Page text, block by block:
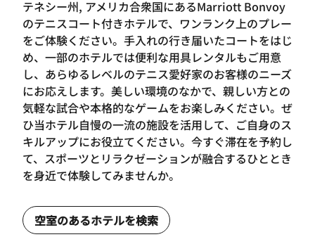
テネシー州, アメリカ合衆国にあるMarriott Bonvoy
のテニスコート付きホテルで、ワンランク上のプレー
をご体験ください。手入れの行き届いたコートをはじ
め、一部のホテルでは便利な用具レンタルもご用意
し、あらゆるレベルのテニス愛好家のお客様のニーズ
にお応えします。美しい環境のなかで、親しい方との
気軽な試合や本格的なゲームをお楽しみください。ぜ
ひ当ホテル自慢の一流の施設を活用して、ご自身のス
キルアップにお役立てください。今すぐ滞在を予約し
て、スポーツとリラクゼーションが融合するひととき
を身近で体験してみませんか。
空室のあるホテルを検索